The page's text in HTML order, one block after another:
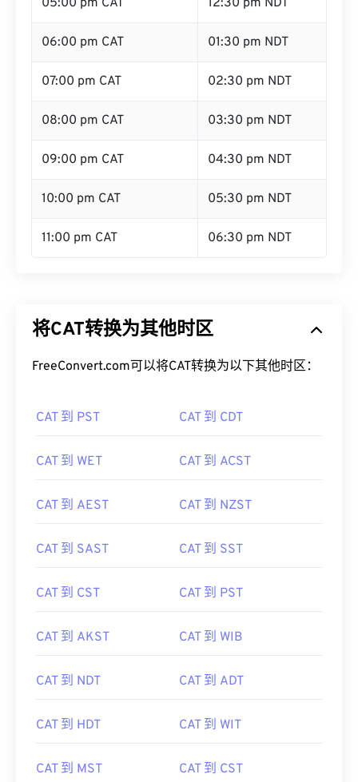
05:00 pm CAT 12:30 pm NDT
06:00 pm CAT 01:30 pm NDT
07:00 pm CAT 02:30 pm NDT
08:00 pm CAT 03:30 pm NDT
09:00 pm CAT 04:30 pm NDT
10:00 pm CAT 05:30 pm NDT
11:00 pm CAT 06:30 pm NDT
将CAT转换为其他时区
FreeConvert.com可以将CAT转换为以下其他时区：
CAT 到 PST CAT 到 CDT
CAT 到 WET CAT 到 ACST
CAT 到 AEST CAT 到 NZST
CAT 到 SAST CAT 到 SST
CAT 到 CST CAT 到 PST
CAT 到 AKST CAT 到 WIB
CAT 到 NDT CAT 到 ADT
CAT 到 HDT CAT 到 WIT
CAT 到 MST CAT 到 CST